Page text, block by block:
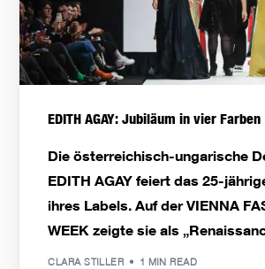
EDITH AGAY: Jubiläum in vier Farben
Die österreichisch-ungarische
EDITH AGAY feiert das 25-
ihres Labels. Auf der VIENNA
WEEK zeigte sie als
CLARA STILLER 1 MIN READ